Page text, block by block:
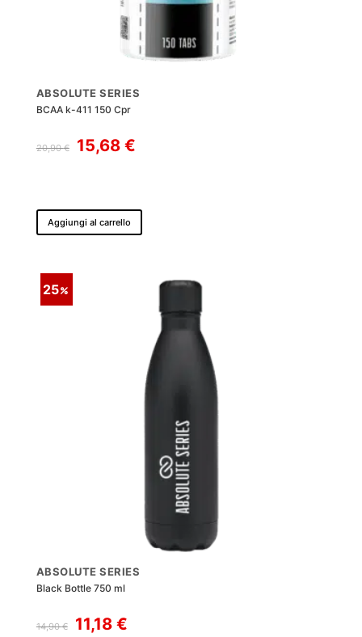
ABSOLUTE SERIES
BCAA k-411 150 Cpr
20,90€
Il
prezzo
20,90 €.
15,68 €Il
15,68 €.
Aggiungi al carrello
25
ABSOLUTE SERIES
Black Bottle 750 ml
14,90€
Il
11,18 €Il